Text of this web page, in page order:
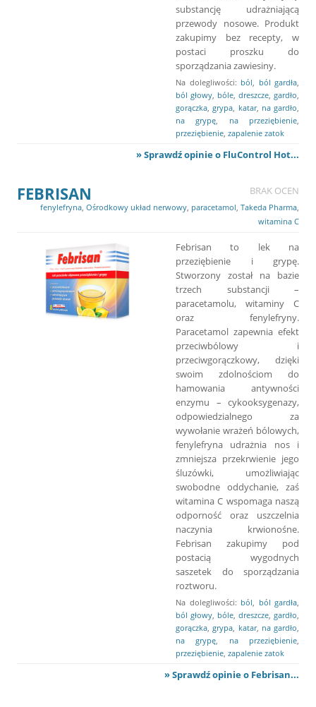
substancję udrażniającą
przewody nosowe. Produkt
zakupimy bez recepty, w
postaci proszku do
sporządzania zawiesiny.
Na dolegliwości: ból ból gardła
ból głowy bóle dreszcze gardło
gorączka ,grypa katar, na gardło
na grypę
na przeziębienie
przeziębienie zapalenie zatok
» Sprawdź opinie o FluControl Hot...
FEBRISAN BRAK OCEN
fenylefryna Ośrodkowy układ nerwowy paracetamol Takeda Pharma
witamina C
Febrisan to lek na
przeziębienie i grypę.
Stworzony został na bazie
trzech substancji –
paracetamolu, witaminy C
oraz fenylefryny.
Paracetamol zapewnia efekt
przeciwbólowy i
przeciwgorączkowy, dzięki
swoim zdolnościom do
hamowania antywności
enzymu – cykooksygenazy,
odpowiedzialnego za
wywołanie wrażeń bólowych,
fenylefryna udrażnia nos i
zmniejsza przekrwienie jego
śluzówki, umożliwiając
swobodne oddychanie, zaś
witamina C wspomaga naszą
odporność oraz uszczelnia
naczynia krwionośne.
Febrisan zakupimy pod
postacią wygodnych
saszetek do sporządzania
roztworu.
Na dolegliwości: ból ból gardła
ból głowy bóle dreszcze gardło
gorączka ,grypa katar, na gardło
na grypę
na przeziębienie
przeziębienie zapalenie zatok
» Sprawdź opinie o Febrisan...